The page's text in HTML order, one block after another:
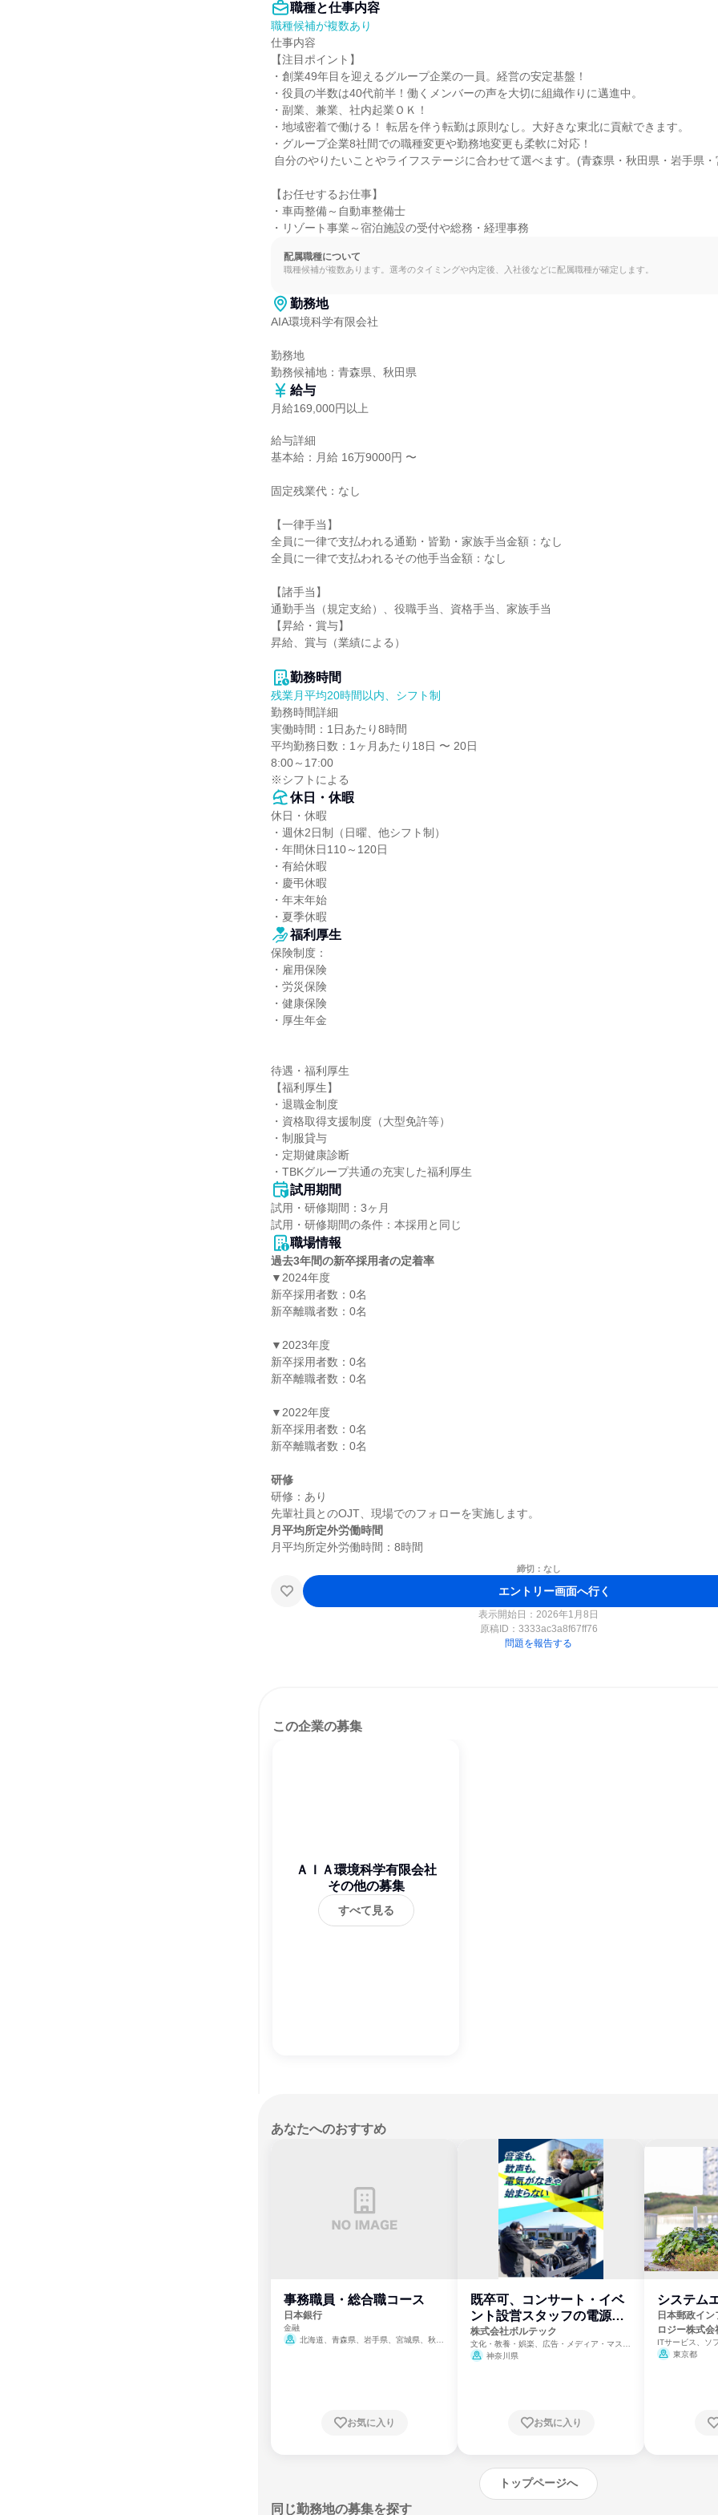
職種と仕事内容
職種候補が複数あり
仕事内容
【注目ポイント】
・創業49年目を迎えるグループ企業の一員。経営の安定基盤！
・役員の半数は40代前半！働くメンバーの声を大切に組織作りに邁進中。
・副業、兼業、社内起業ＯＫ！
・地域密着で働ける！ 転居を伴う転勤は原則なし。大好きな東北に貢献できます。
・グループ企業8社間での職種変更や勤務地変更も柔軟に対応！
【お任せするお仕事】
・車両整備～自動車整備士
・リゾート事業～宿泊施設の受付や総務・経理事務
配属職種について
職種候補が複数あります。選考のタイミングや内定後、入社後などに配属職種が確定します。
勤務地
AIA環境科学有限会社
勤務地
勤務候補地：青森県、秋田県
給与
月給169,000円以上
給与詳細
基本給：月給 16万9000円 〜
固定残業代：なし
【一律手当】
全員に一律で支払われる通勤・皆勤・家族手当金額：なし
全員に一律で支払われるその他手当金額：なし
【諸手当】
通勤手当（規定支給）、役職手当、資格手当、家族手当
【昇給・賞与】
昇給、賞与（業績による）
勤務時間
残業月平均20時間以内、シフト制
勤務時間詳細
実働時間：1日あたり8時間
平均勤務日数：1ヶ月あたり18日 〜 20日
8:00～17:00
※シフトによる
休日・休暇
休日・休暇
・週休2日制（日曜、他シフト制）
・年間休日110～120日
・有給休暇
・慶弔休暇
・年末年始
・夏季休暇
福利厚生
保険制度：
・雇用保険
・労災保険
・健康保険
・厚生年金
待遇・福利厚生
【福利厚生】
・退職金制度
・資格取得支援制度（大型免許等）
・制服貸与
・定期健康診断
・TBKグループ共通の充実した福利厚生
試用期間
試用・研修期間：3ヶ月
職場情報
過去3年間の新卒採用者の定着率
▼2024年度
新卒採用者数：0名
新卒離職者数：0名
▼2023年度
新卒採用者数：0名
新卒離職者数：0名
▼2022年度
新卒採用者数：0名
新卒離職者数：0名
研修
研修：あり
月平均所定外労働時間
締切：なし
エントリー画面へ行く
表示開始日：2026年1月8日
原稿ID： 3333ac3a8f67ff76
問題を報告する
この企業の募集
ＡＩＡ環境科学有限会社
その他の募集
すべて見る
あなたへのおすすめ
事務職員・総合職コース
日本銀行
金融
北海道、青森県、岩手県、宮城県、秋田
崎県、熊本県、大分県、宮崎県、鹿児島県、
お気に入り
既卒可、コンサート・イベ
ント設営スタッフの電源部
門
株式会社ボルテック
文化・教養・娯楽、広告・メディア・マスコ
ミ、電力・ガス・水道・エネルギー
神奈川県
お気に入り
システム
日本郵政イ
ロジー株式会
ITサービス、ソ
東京都
トップページへ
同じ勤務地の募集を探す